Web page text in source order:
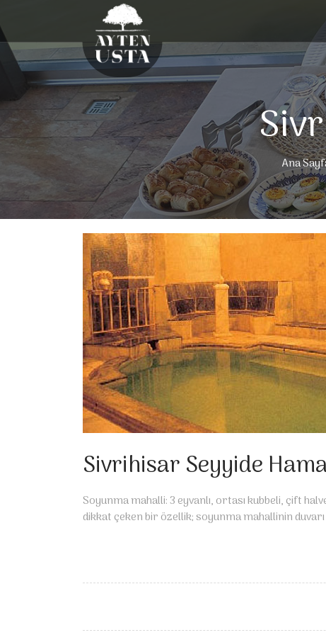
Ana
Sivrihisar Seyyide
Soyunma mahalli: 3 eyvanlı, ortası kub­beli, çift
dikkat çeken bir özellik; soyunma mahallinin